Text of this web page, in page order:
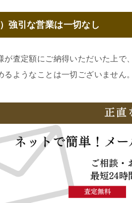
）強引な営業は一切なし
が査定額にご納得いただいた上で
るようなことは一切ございません。